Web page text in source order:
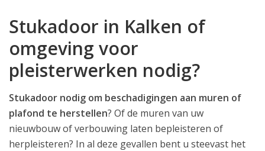
Stukadoor in Kalken of
omgeving voor
pleisterwerken nodig?
Stukadoor nodig om beschadigingen aan muren of
plafond te herstellen? Of de muren van uw
nieuwbouw of verbouwing laten bepleisteren of
herpleisteren? In al deze gevallen bent u steevast het